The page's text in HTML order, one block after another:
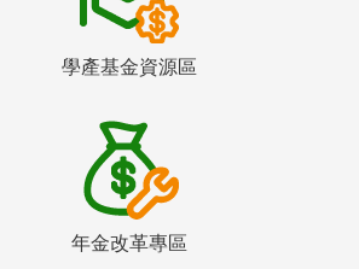
學產基金資源區
年金改革專區